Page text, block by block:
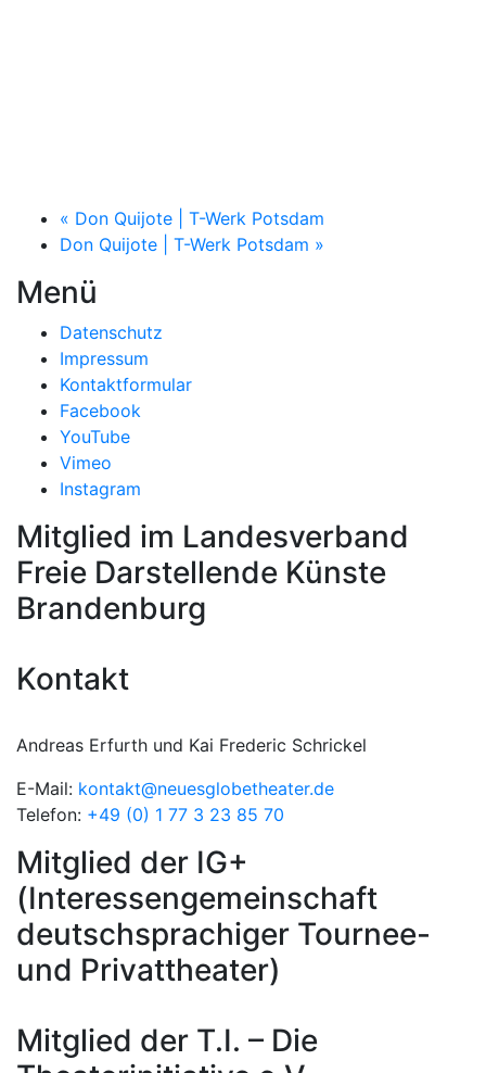
« Don Quijote | T-Werk Potsdam
Don Quijote | T-Werk Potsdam »
Menü
Datenschutz
Impressum
Kontaktformular
Facebook
YouTube
Vimeo
Instagram
Mitglied im Landesverband
Freie Darstellende Künste
Brandenburg
Kontakt
Andreas Erfurth und Kai Frederic Schrickel
E-Mail: kontakt@neuesglobetheater.de
Telefon: +49 (0) 1 77 3 23 85 70
Mitglied der IG+
(Interessengemeinschaft
deutschsprachiger Tournee-
und Privattheater)
Mitglied der T.I. – Die